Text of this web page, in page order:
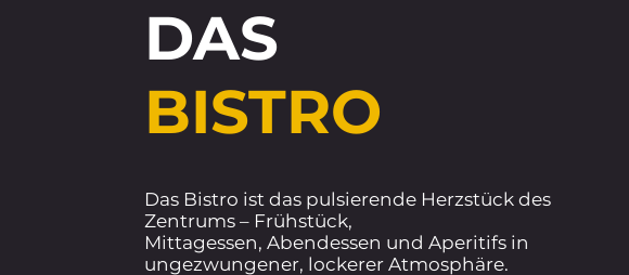
DAS
BISTRO
Das Bistro ist das pulsierende Herzstück des
Zentrums – Frühstück,
Mittagessen, Abendessen und Aperitifs in
ungezwungener, lockerer Atmosphäre.